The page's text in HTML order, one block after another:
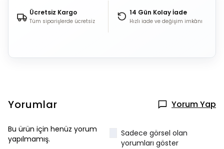
Ücretsiz Kargo
Tüm siparişlerde ücretsiz
14 Gün Kolay İade
Hızlı iade ve değişim imkânı
Yorumlar Yorum Yap
Bu ürün için henüz yorum
yapılmamış.
Sadece görsel olan
yorumları göster